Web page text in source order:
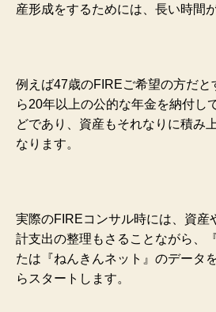
産形成をするためには、長い時間
例えば47歳のFIREご希望の方だと
ら20年以上の公的な年金を納付し
どであり、資産もそれなりに積み
なります。
実際のFIREコンサル時には、資産
計支出の整理もさることながら、
たは『ねんきんネット』のデータ
らスタートします。